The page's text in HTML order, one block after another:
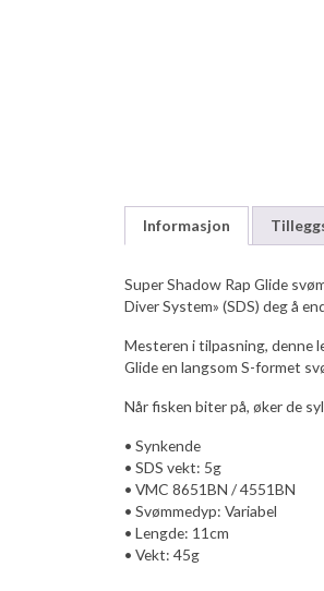
Informasjon
Super Shadow Rap Glide
Diver System» (SDS) deg å
Mesteren i tilpasning, denne
Glide en langsom S-formet
Når fisken biter på, øker de
• Synkende
• SDS vekt: 5g
• VMC 8651BN / 4551BN
• Svømmedyp: Variabel
• Lengde: 11cm
• Vekt: 45g